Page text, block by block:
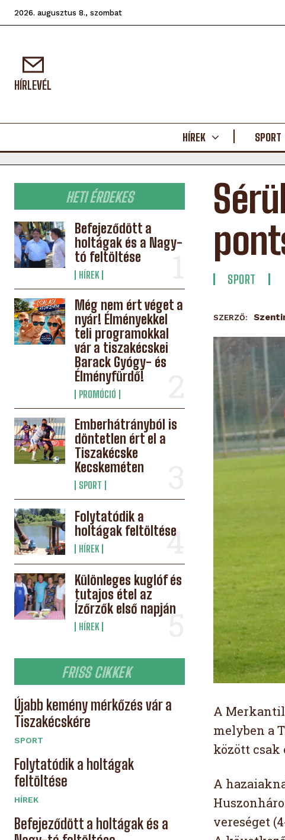
2026. augusztus 8., szombat
HÍRLEVÉL
HÍREK SPORT
HETI ÉRDEKES
Befejeződött a
holtágak és a Nagy-
tó feltöltése
HÍREK
Még nem ért véget a
nyár! Élményekkel
teli programokkal
vár a tiszakécskei
Barack Gyógy- és
Élményfürdő!
PROMÓCIÓ
Emberhátrányból is
döntetlen ért el a
Tiszakécske
Kecskeméten
SPORT
Folytatódik a
holtágak feltöltése
HÍREK
Különleges kuglóf és
tutajos étel az
Ízőrzők első napján
HÍREK
FRISS CIKKEK
Újabb kemény mérkőzés vár a
Tiszakécskére
SPORT
Folytatódik a holtágak
feltöltése
HÍREK
Befejeződött a holtágak és a
SPORT
SZERZŐ:
A Merkantil
melyben a
között csak
A
vereséget